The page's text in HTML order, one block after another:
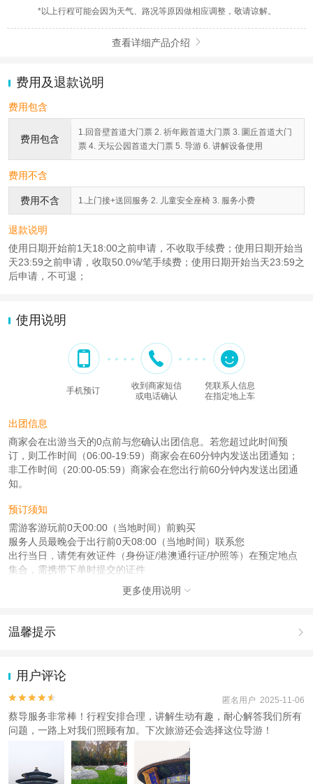
*以上行程可能会因为天气、路况等原因做相应调整，敬请谅解。
查看详细产品介绍 
费用及退款说明
费用包含
费用包含
1.回音壁首道大门票 2. 祈年殿首道大门票 3. 圜丘首道大门
票 4. 天坛公园首道大门票 5. 导游 6. 讲解设备使用
费用不含
费用不含 1.上门接+送回服务 2. 儿童安全座椅 3. 服务小费
退款说明
使用日期开始前1天18:00之前申请，不收取手续费；使用日期开始当
天23:59之前申请，收取50.0%/笔手续费；使用日期开始当天23:59之
后申请，不可退；
使用说明
手机预订
收到商家短信
或电话确认
凭联系人信息
在指定地上车
出团信息
商家会在出游当天的0点前与您确认出团信息。若您超过此时间预
订，则工作时间（06:00-19:59）商家会在60分钟内发送出团通知；
非工作时间（20:00-05:59）商家会在您出行前60分钟内发送出团通
知。
预订须知
需游客游玩前0天00:00（当地时间）前购买
服务人员最晚会于出行前0天08:00（当地时间）联系您
出行当日，请凭有效证件（身份证/港澳通行证/护照等）在预定地点
集合，需携带下单时提交的证件
儿童：17周岁（含）以下；
老人：60周岁（含）以上；
本产品由青岛驿路同行国际旅行社有限公司代理招徕，委托社为北京金府假日国
际旅行社有限公司，具体的旅游服务和操作由委托社及其有资质的地接社提供
更多使用说明 
温馨提示 
动（如跳伞、潜水、滑雪等）前，请务必仔细阅读
2.为普及旅游安全知识及旅游文明公约，使您的旅程顺利圆满完成，
特制定《去哪儿网旅游安全手册》 ，请您认真阅读并切实遵守。
用户评论

 匿名用户 2025-11-06
蔡导服务非常棒！行程安排合理，讲解生动有趣，耐心解答我们所有
问题，一路上对我们照顾有加。下次旅游还会选择这位导游！